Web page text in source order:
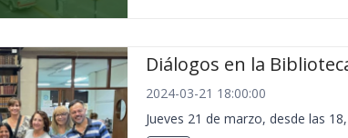
Diálogos en la
2024-03-21 18:00:00
Jueves 21 de marzo, desde las